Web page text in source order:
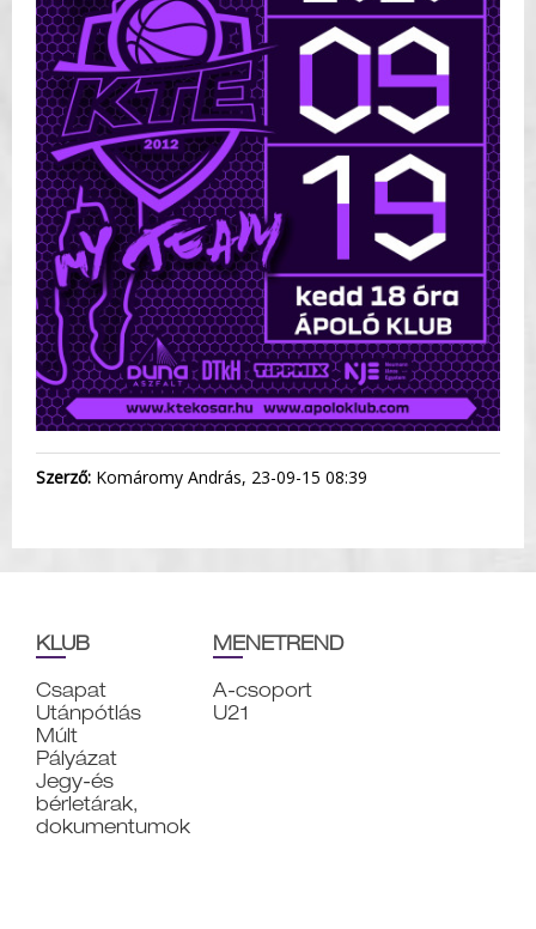
Szerző: Komáromy András, 23-09-15 08:39
KLUB
Csapat
Utánpótlás
Múlt
Pályázat
Jegy-és
bérletárak,
dokumentumok
MENETREND
A-csoport
U21